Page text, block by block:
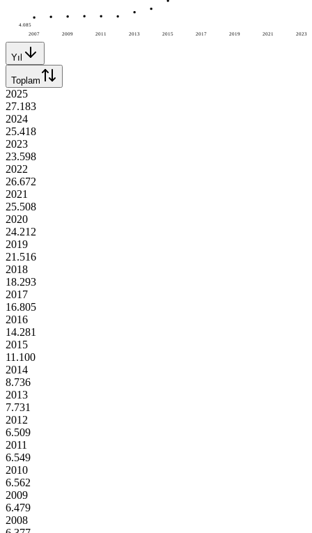
2007 2009 2011 2013 2015 2017 2019 2021 2023
4.085
Yıl
Toplam
2025
27.183
2024
25.418
2023
23.598
2022
26.672
2021
25.508
2020
24.212
2019
21.516
2018
18.293
2017
16.805
2016
14.281
2015
11.100
2014
8.736
2013
7.731
2012
6.509
2011
6.549
2010
6.562
2009
6.479
2008